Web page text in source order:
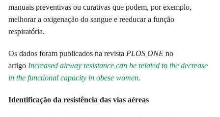
manuais preventivas ou curativas que podem, por exemplo,
melhorar a oxigenação do sangue e reeducar a função
respiratória.
Os dados foram publicados na revista PLOS ONE no
artigo Increased airway resistance can be related to the decrease
in the functional capacity in obese women.
Identificação da resistência das vias aéreas